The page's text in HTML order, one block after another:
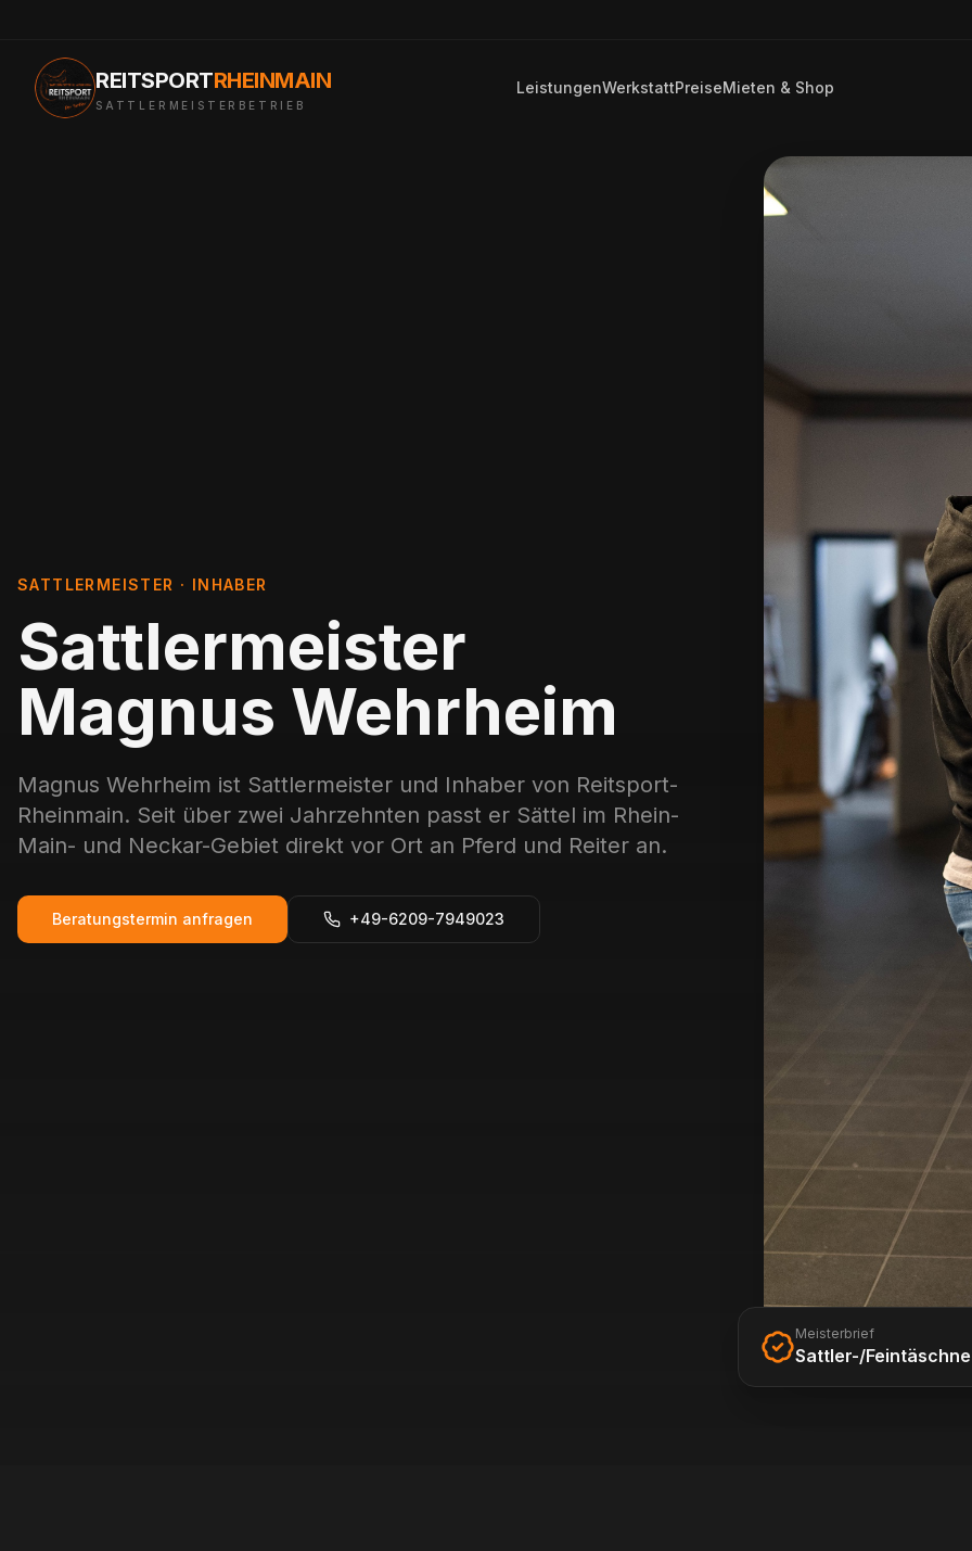
REITSPORTRHEINMAIN
SATTLERMEISTERBETRIEB
LeistungenWerkstattPreiseMieten & Shop
SATTLERMEISTER · INHABER
Sattlermeister
Magnus Wehrheim
Magnus Wehrheim ist Sattlermeister und Inhaber von Reitsport-
Rheinmain. Seit über zwei Jahrzehnten passt er Sättel im Rhein-
Main- und Neckar-Gebiet direkt vor Ort an Pferd und Reiter an.
Beratungstermin anfragen +49-6209-7949023
Meisterbrief
Sattler-/